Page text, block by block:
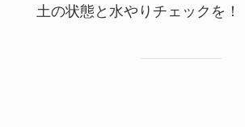
土の状態と水やりチェックを！